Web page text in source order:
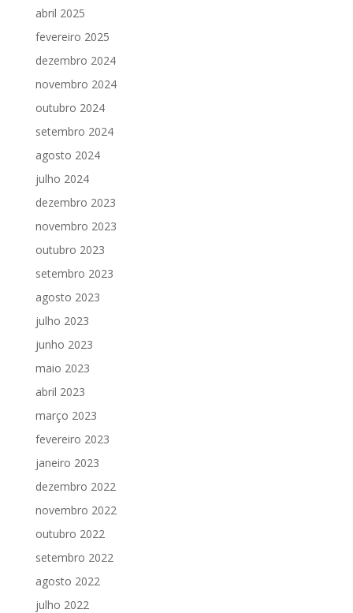
abril 2025
fevereiro 2025
dezembro 2024
novembro 2024
outubro 2024
setembro 2024
agosto 2024
julho 2024
dezembro 2023
novembro 2023
outubro 2023
setembro 2023
agosto 2023
julho 2023
junho 2023
maio 2023
abril 2023
março 2023
fevereiro 2023
janeiro 2023
dezembro 2022
novembro 2022
outubro 2022
setembro 2022
agosto 2022
julho 2022